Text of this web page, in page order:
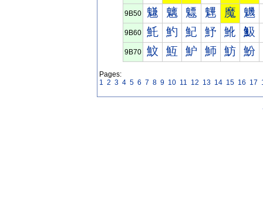
9B50 魐 魑 魒 魓 魔 魕
9B60 魠 魡 魢 魣 魤 魥
9B70 魰 魱 魲 魳 魴 魵
Pages:
1 2 3 4 5 6 7 8 9 10 11 12 13 14 15 16 17